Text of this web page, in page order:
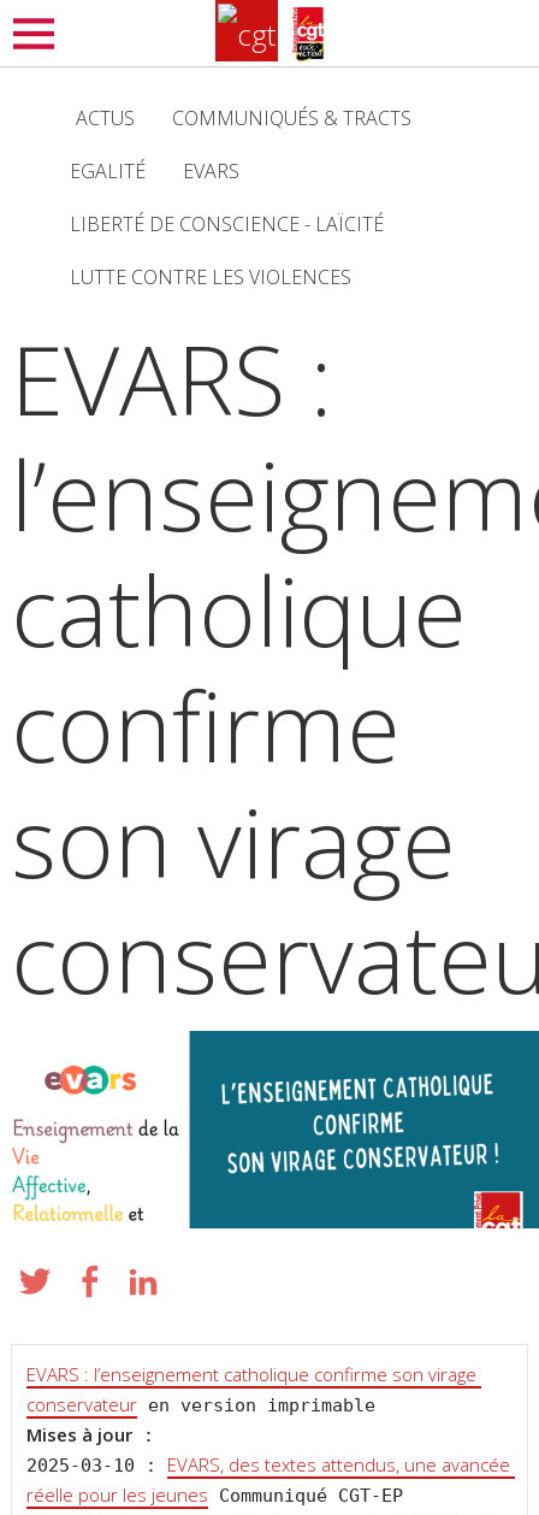
Aller
au
principalACTUS
COMMUNIQUÉS & TRACTS
EGALITÉ
EVARS
LIBERTÉ DE CONSCIENCE - LAÏCITÉ
LUTTE CONTRE LES VIOLENCES
EVARS :
catholique
confirme
son virage
EVARS : l’enseignement catholique confirme son virage
conservateur
en version imprimable
Mises à jour :
2025-03-10 : EVARS, des textes attendus, une avancée
réelle pour les jeunes Communiqué CGT-EP